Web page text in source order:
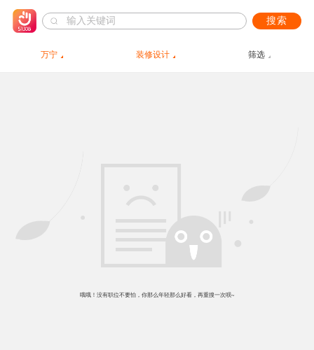
搜索
万宁 装修设计 筛选
哦哦！没有职位不要怕，你那么年轻那么好看，再重搜一次呗~